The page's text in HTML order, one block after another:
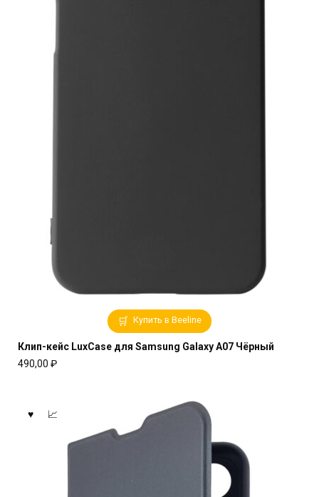
Купить в Beeline
Клип-кейс LuxCase для Samsung Galaxy A07 Чёрный
490,00 ₽